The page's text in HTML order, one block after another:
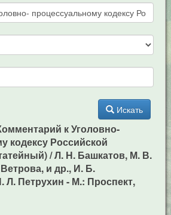
Искать
к Уголовно-
кодексу Российской
/ Л. Н. Башкатов, М. В.
и др., И. Б.
Л. Петрухин - М.: Проспект,